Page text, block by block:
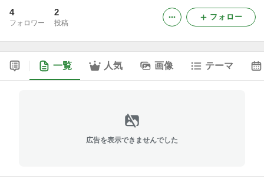
4
フォロワー
2
投稿
フォロー
一覧 人気 画像 テーマ
広告を表示できませんでした